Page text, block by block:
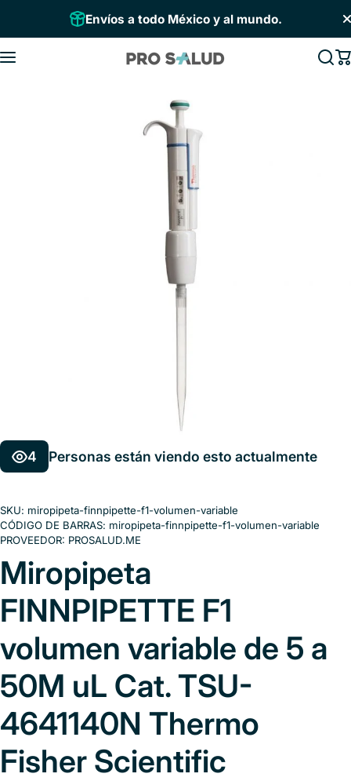
Saltar al contenido
Envíos a todo México y al mundo.
4 Personas están viendo esto actualmente
SKU: miropipeta-finnpipette-f1-volumen-variable
CÓDIGO DE BARRAS: miropipeta-finnpipette-f1-volumen-variable
PROVEEDOR: PROSALUD.ME
Miropipeta
FINNPIPETTE F1
volumen variable de 5 a
50M uL Cat. TSU-
4641140N Thermo
Fisher Scientific